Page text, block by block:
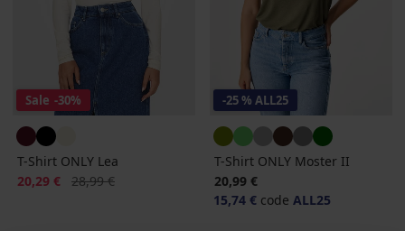
Sale -30%
T-Shirt ONLY Lea
Rabatt
20,29 € Alter Preis
28,99 €
-25 % ALL25
T-Shirt ONLY Moster II
20,99 €
15,74 € code ALL25